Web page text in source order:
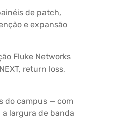
de patch,
e expansão
Fluke Networks
return loss,
do campus — com
largura de banda